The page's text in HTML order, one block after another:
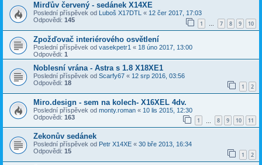
Mirďův červený - sedánek X14XE
Poslední příspěvek od Luboš X17DTL « 12 čer 2017, 17:03
Odpovědi: 145 1 … 7 8 9 10
Zpožďovač interiérového osvětlení
Poslední příspěvek od vasekpetr1 « 18 úno 2017, 13:00
Odpovědi: 1
Noblesní vrána - Astra s 1.8 X18XE1
Poslední příspěvek od Scarfy67 « 12 srp 2016, 03:56
Odpovědi: 18 1 2
Miro.design - sem na kolech- X16XEL 4dv.
Poslední příspěvek od monty.roman « 10 lis 2015, 12:30
Odpovědi: 163 1 8 9 10 11
Zekonův sedánek
Poslední příspěvek od Petr X14XE « 30 bře 2013, 16:34
Odpovědi: 15 1 2